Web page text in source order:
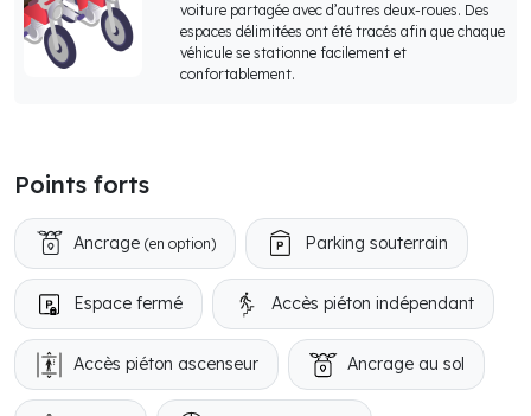
voiture partagée avec d’autres deux-roues. Des
espaces délimitées ont été tracés afin que chaque
véhicule se stationne facilement et
confortablement.
Points forts
Ancrage (en option) Parking souterrain
Espace fermé Accès piéton indépendant
Accès piéton ascenseur Ancrage au sol